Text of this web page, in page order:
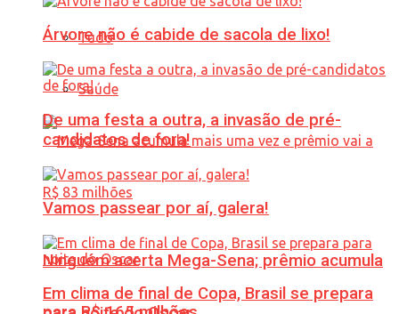
Tudo
Saúde
Ninguém acerta Mega-Sena; prêmio acumula
Árvore não é cabide de sacola de lixo!
De uma festa a outra, a invasão de pré-
candidatos de fora!
Vamos passear por aí, galera!
Em clima de final de Copa, Brasil se prepara